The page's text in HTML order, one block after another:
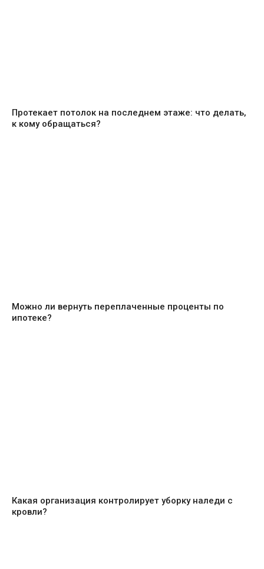
Протекает потолок на последнем этаже: что делать,
к кому обращаться?
Можно ли вернуть переплаченные проценты по
ипотеке?
Какая организация контролирует уборку наледи с
кровли?